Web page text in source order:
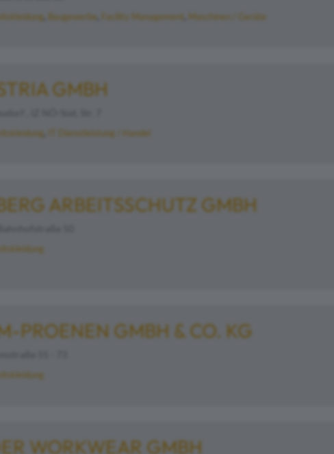
Baugewerbe Facility Management Maschinen / Geräte
GMBH
IT Dienstleistung / Handel
ARBEITSSCHUTZ GMBH
PROENEN GMBH & CO. KG
WORKWEAR GMBH